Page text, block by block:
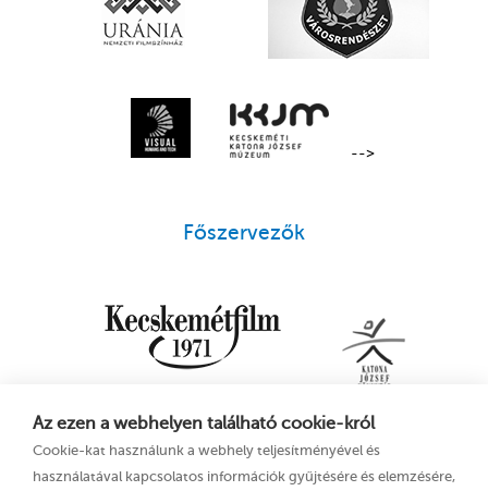
Az ezen a webhelyen található cookie-król
Cookie-kat használunk a webhely teljesítményével és
használatával kapcsolatos információk gyűjtésére és elemzésére,
-->
Főszervezők